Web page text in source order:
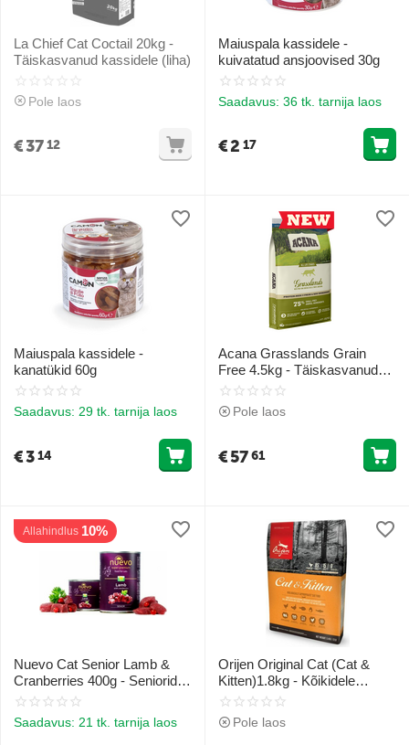
La Chief Cat Coctail 20kg -
Täiskasvanud kassidele (liha)
Pole laos
€3712
Maiuspala kassidele -
kuivatatud ansjoovised 30g
Saadavus: 36 tk. tarnija laos
€2 17
Maiuspala kassidele -
kanatükid 60g
Saadavus: 29 tk. tarnija laos
€314
Acana Grasslands Grain
Free 4.5kg - Täiskasvanud
kassidele
Pole laos
€5761
Allahindlus 10%
Nuevo Cat Senior Lamb &
Cranberries 400g - Senioride
kassidele lamba ja
Saadavus: 21 tk. tarnija laos
Orijen Original Cat (Cat &
Kitten)1.8kg - Kõikidele
eluetappidele (kana, vutt ja
kala)
Pole laos